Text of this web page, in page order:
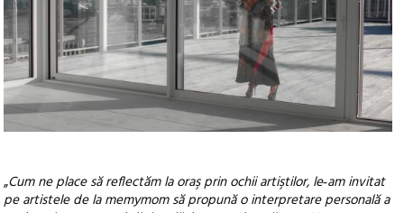
„Cum ne place să reflectăm la oraş prin ochii artiştilor, le‑am invitat
pe artistele de la memymom să propună o interpretare personală a